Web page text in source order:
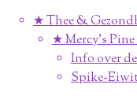
★ Thee &
★ Mercy's Pine
Info over
Spike-